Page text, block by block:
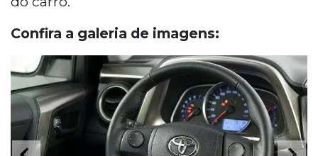
Confira a galeria de imagens: